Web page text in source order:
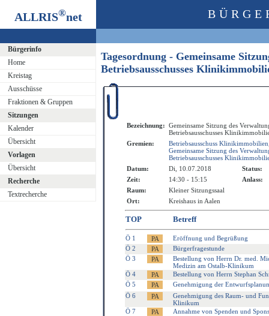
ALLRIS®net
Bürgerinfo
Home
Kreistag
Ausschüsse
Fraktionen & Gruppen
Sitzungen
Kalender
Übersicht
Vorlagen
Übersicht
Recherche
Textrecherche
Tagesordnung - Gemeinsame
Betriebsausschusses
Bezeichnung: Gemeinsame Sitzung des
Betriebsausschusses
Gremien:
Betriebsausschuss Klinikimmobilien
Gemeinsame Sitzung des
Betriebsausschusses
Datum:
Di, 10.07.2018
Status:
Zeit:
14:30 - 15:15
Anlass:
Raum:
Kleiner Sitzungssaal
Ort:
Kreishaus in Aalen
TOP Betreff
Ö 1
Eröffnung und Begrüßung
Ö 2
Bürgerfragestunde
Ö 3
Bestellung von Herrn Dr. med.
Medizin am Ostalb-Klinikum
Ö 4
Bestellung von Herrn Stephan
Ö 5
Genehmigung der
Ö 6
Genehmigung des Raum- und
Klinikum
Ö 7
Annahme von Spenden und